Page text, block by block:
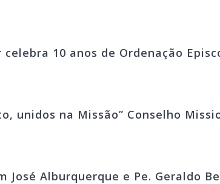
10 anos de Ordenação
unidos na Missão” Conselho
José Alburquerque e Pe. Geraldo